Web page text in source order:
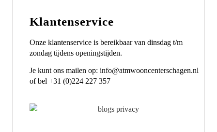
Klantenservice
Onze klantenservice is bereikbaar van dinsdag t/m
zondag tijdens openingstijden.
Je kunt ons mailen op: info@atmwooncenterschagen.nl
of bel +31 (0)224 227 357